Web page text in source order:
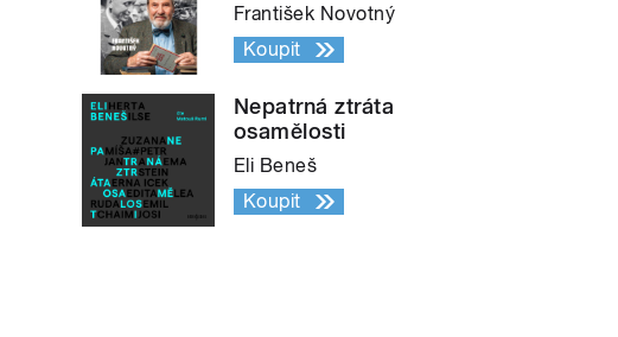
František Novotný
Koupit
Nepatrná ztráta
osamělosti
Eli Beneš
Koupit